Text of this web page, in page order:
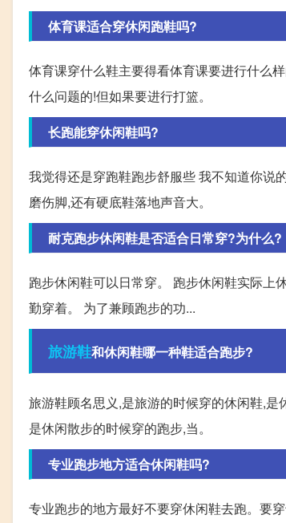
体育课适合穿休闲跑鞋吗?
体育课穿什么鞋主要得看体育课要进行什么
什么问题的!但如果要进行打篮。
长跑能穿休闲鞋吗?
我觉得还是穿跑鞋跑步舒服些 我不知道你说
磨伤脚,还有硬底鞋落地声音大。
耐克跑步休闲鞋是否适合日常穿?为什么?
跑步休闲鞋可以日常穿。 跑步休闲鞋实际上
勤穿着。 为了兼顾跑步的功...
旅游鞋和休闲鞋哪一种鞋适合跑步?
旅游鞋顾名思义,是旅游的时候穿的休闲鞋,
是休闲散步的时候穿的跑步,当。
专业跑步地方适合休闲鞋吗?
专业跑步的地方最好不要穿休闲鞋去跑。要